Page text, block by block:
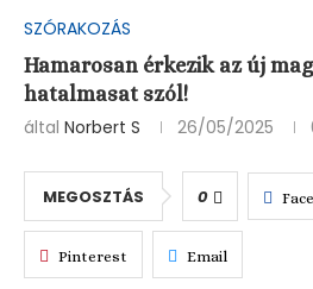
SZÓRAKOZÁS
Hamarosan érkezik az új
hatalmasat szól!
által Norbert S 26/05/2025
MEGOSZTÁS 0
Pinterest Email